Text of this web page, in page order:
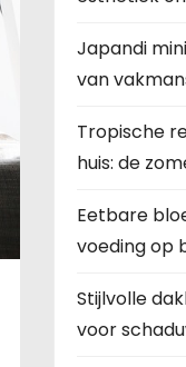
Japandi
van
Tropische
huis: de
Eetbare
voeding op
Stijlvolle
voor